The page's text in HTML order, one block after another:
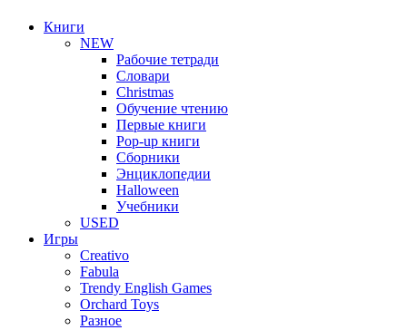
Книги
NEW
Рабочие тетради
Словари
Christmas
Обучение чтению
Первые книги
Pop-up книги
Сборники
Энциклопедии
Halloween
Учебники
USED
Игры
Creativo
Fabula
Trendy English Games
Orchard Toys
Разное